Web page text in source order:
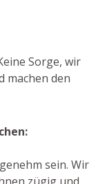
Sorge, wir
machen den
sein. Wir
zügig und